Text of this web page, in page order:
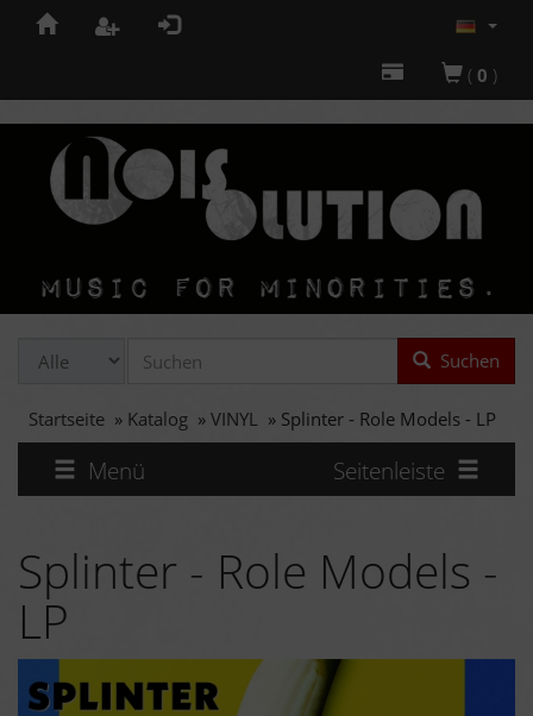
( 0 )
Suchen
Startseite » Katalog » VINYL » Splinter - Role Models - LP
Menü Seitenleiste
Splinter - Role Models -
LP